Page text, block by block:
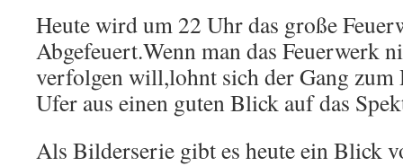
Heute wird um 22 Uhr das große
Abgefeuert.Wenn man das Feuerwerk
verfolgen will,lohnt sich der Gang zum
Ufer aus einen guten Blick auf das
Als Bilderserie gibt es heute ein Blick